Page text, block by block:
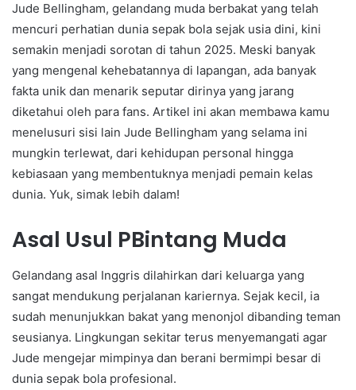
Jude Bellingham, gelandang muda berbakat yang telah
mencuri perhatian dunia sepak bola sejak usia dini, kini
semakin menjadi sorotan di tahun 2025. Meski banyak
yang mengenal kehebatannya di lapangan, ada banyak
fakta unik dan menarik seputar dirinya yang jarang
diketahui oleh para fans. Artikel ini akan membawa kamu
menelusuri sisi lain Jude Bellingham yang selama ini
mungkin terlewat, dari kehidupan personal hingga
kebiasaan yang membentuknya menjadi pemain kelas
dunia. Yuk, simak lebih dalam!
Asal Usul PBintang Muda
Gelandang asal Inggris dilahirkan dari keluarga yang
sangat mendukung perjalanan kariernya. Sejak kecil, ia
sudah menunjukkan bakat yang menonjol dibanding teman
seusianya. Lingkungan sekitar terus menyemangati agar
Jude mengejar mimpinya dan berani bermimpi besar di
dunia sepak bola profesional.